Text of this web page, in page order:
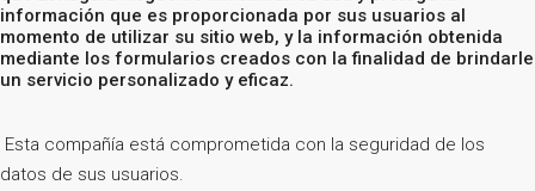
información que es proporcionada por sus usuarios al
momento de utilizar su sitio web, y la información obtenida
mediante los formularios creados con la finalidad de brindarle
un servicio personalizado y eficaz.
Esta compañía está comprometida con la seguridad de los
datos de sus usuarios.